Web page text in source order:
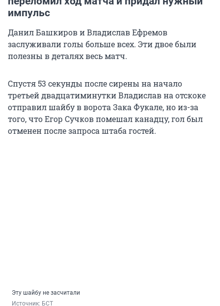
импульс
Данил Башкиров и Владислав Ефремов
заслуживали голы больше всех. Эти двое были
полезны в деталях весь матч.
Спустя 53 секунды после сирены на начало
третьей двадцатиминутки Владислав на отскоке
отправил шайбу в ворота Зака Фукале, но из-за
того, что Егор Сучков помешал канадцу, гол был
отменен после запроса штаба гостей.
Эту шайбу не засчитали
Источник: БСТ